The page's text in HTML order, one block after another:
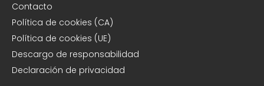
Contacto
Política de cookies (CA)
Política de cookies (UE)
Descargo de responsabilidad
Declaración de privacidad